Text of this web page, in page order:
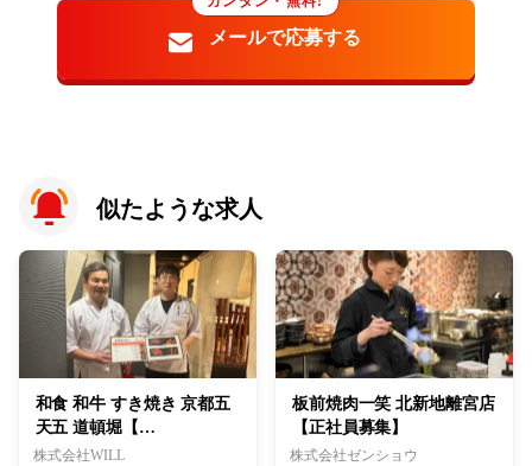
似たような求人
和食 和牛 すき焼き 京都五
天五 道頓堀【…
株式会社WILL
板前焼肉一笑 北新地離宮店
【正社員募集】
株式会社ゼンショウ